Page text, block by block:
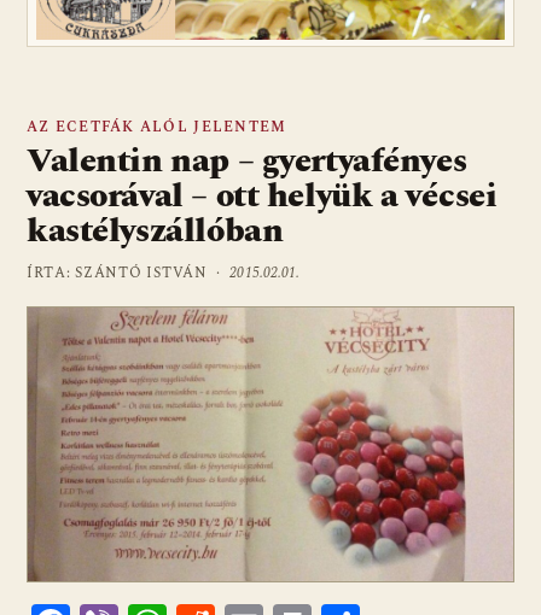
AZ ECETFÁK ALÓL JELENTEM
Valentin nap – gyertyafényes
vacsorával – ott helyük a vécsei
kastélyszállóban
ÍRTA: SZÁNTÓ ISTVÁN ·2015.02.01.